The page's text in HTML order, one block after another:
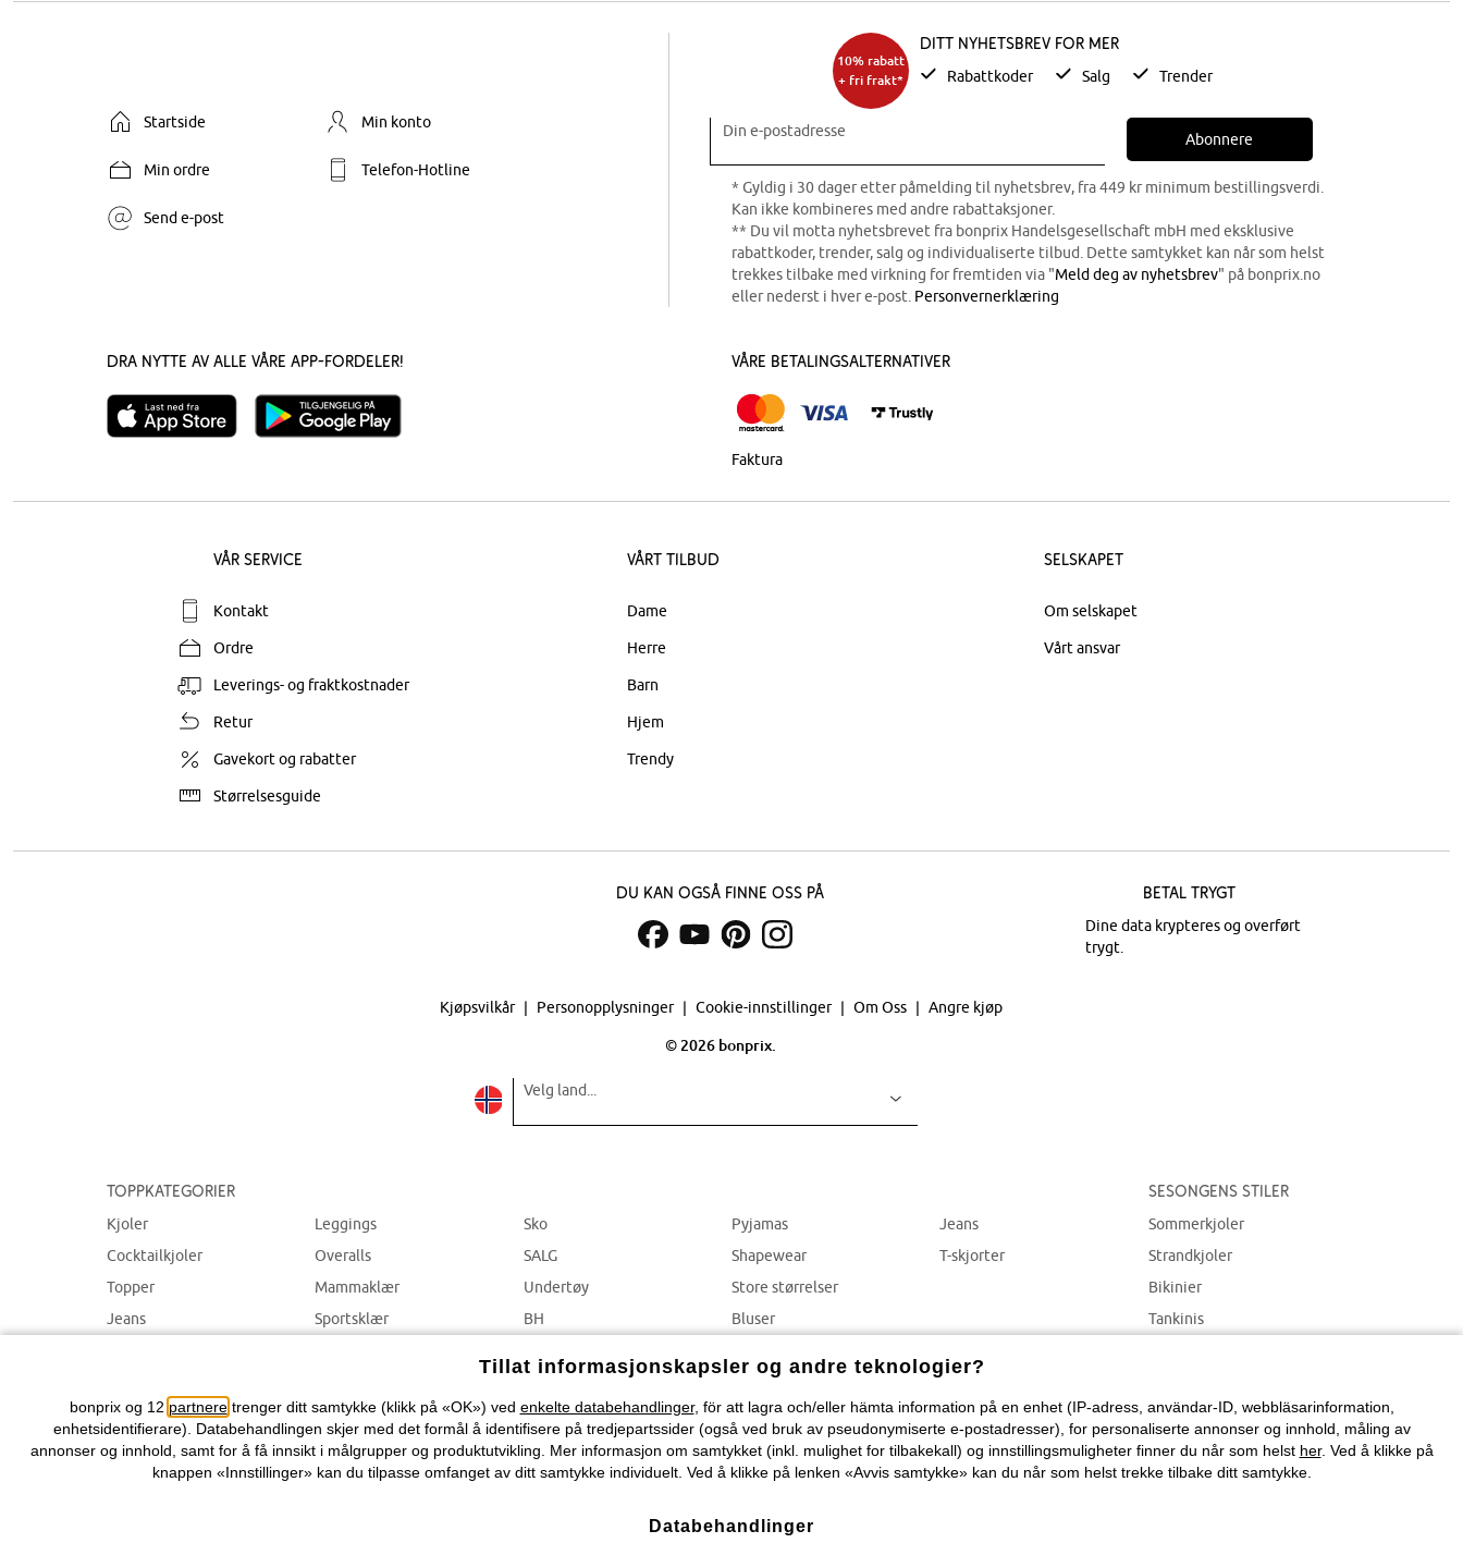
Startside Min konto
Min ordre Telefon-Hotline
Send e-post
10% rabatt
+ fri frakt*
Ditt nyhetsbrev for mer
Rabattkoder Salg Trender
Din e-postadresse Abonnere
* Gyldig i 30 dager etter påmelding til nyhetsbrev, fra 449 kr minimum bestillingsverdi.
Kan ikke kombineres med andre rabattaksjoner.
** Du vil motta nyhetsbrevet fra bonprix Handelsgesellschaft mbH med eksklusive
rabattkoder, trender, salg og individualiserte tilbud. Dette samtykket kan når som helst
trekkes tilbake med virkning for fremtiden via "Meld deg av nyhetsbrev" på bonprix.no
eller nederst i hver e-post. Personvernerklæring
Dra nytte av alle våre app-fordeler! Våre betalingsalternativer
Faktura
Vår service
Kontakt
Ordre
Leverings- og fraktkostnader
Retur
Gavekort og rabatter
Størrelsesguide
Vårt tilbud
Dame
Herre
Barn
Hjem
Trendy
Selskapet
Om selskapet
Vårt ansvar
Du kan også finne oss på Betal trygt
Dine data krypteres og overført
trygt.
Kjøpsvilkår Personopplysninger Cookie-innstillinger Om Oss Angre kjøp
© 2026 bonprix.
Velg land...
Toppkategorier Sesongens stiler
Kjoler
Cocktailkjoler
Topper
Jeans
Leggings
Overalls
Mammaklær
Sportsklær
Sko
SALG
Undertøy
BH
Pyjamas
Shapewear
Store størrelser
Bluser
Jeans
T-skjorter
Sommerkjoler
Strandkjoler
Bikinier
Tankinis
Tillat informasjonskapsler og andre teknologier?
bonprix og 12 partneretrenger ditt samtykke (klikk på «OK») ved enkelte databehandlinger, för att lagra och/eller hämta information på en enhet (IP-adress, användar-ID, webbläsarinformation,
enhetsidentifierare). Databehandlingen skjer med det formål å identifisere på tredjepartssider (også ved bruk av pseudonymiserte e-postadresser), for personaliserte annonser og innhold, måling av
annonser og innhold, samt for å få innsikt i målgrupper og produktutvikling. Mer informasjon om samtykket (inkl. mulighet for tilbakekall) og innstillingsmuligheter finner du når som helst her. Ved å klikke på
knappen «Innstillinger» kan du tilpasse omfanget av ditt samtykke individuelt. Ved å klikke på lenken «Avvis samtykke» kan du når som helst trekke tilbake ditt samtykke.
Databehandlinger